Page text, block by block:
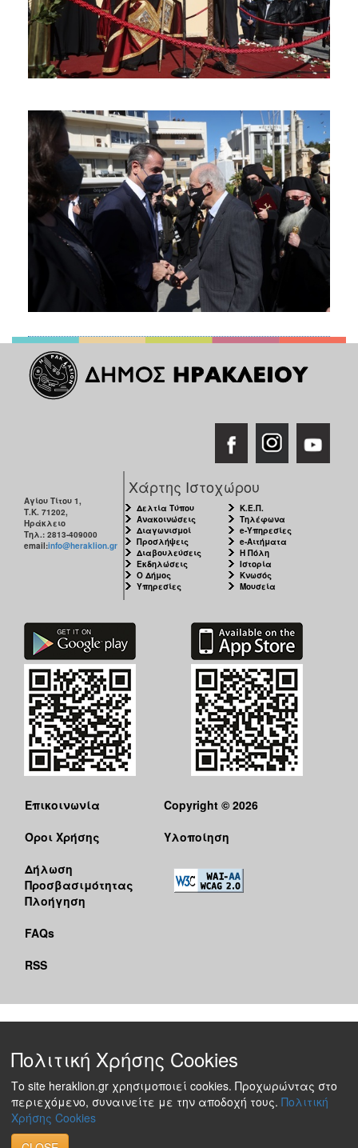
Αγίου Τίτου 1,
Τ.Κ. 71202,
Ηράκλειο
Τηλ.: 2813-409000
email:info@heraklion.gr
Χάρτης Ιστοχώρου
Δελτία Τύπου
Ανακοινώσεις
Διαγωνισμοί
Προσλήψεις
Διαβουλεύσεις
Εκδηλώσεις
Ο Δήμος
Υπηρεσίες
Κ.Ε.Π.
Τηλέφωνα
e-Υπηρεσίες
e-Αιτήματα
Η Πόλη
Ιστορία
Κνωσός
Μουσεία
Επικοινωνία
Όροι Χρήσης
Δήλωση
Προσβασιμότητας
Πλοήγηση
FAQs
RSS
Copyright © 2026
Υλοποίηση
Πολιτική Χρήσης Cookies
Το site heraklion.gr χρησιμοποιεί cookies. Προχωρώντας στο
περιεχόμενο, συναινείτε με την αποδοχή τους. Πολιτική
Χρήσης Cookies